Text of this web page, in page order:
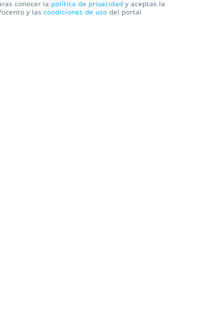
para DJEMBE Ritual
conocer la política de privacidad y aceptas la
y las condiciones de uso del portal